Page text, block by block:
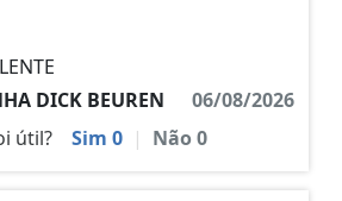
DICK BEUREN
06/08/2026
útil?
Sim 0 | Não0